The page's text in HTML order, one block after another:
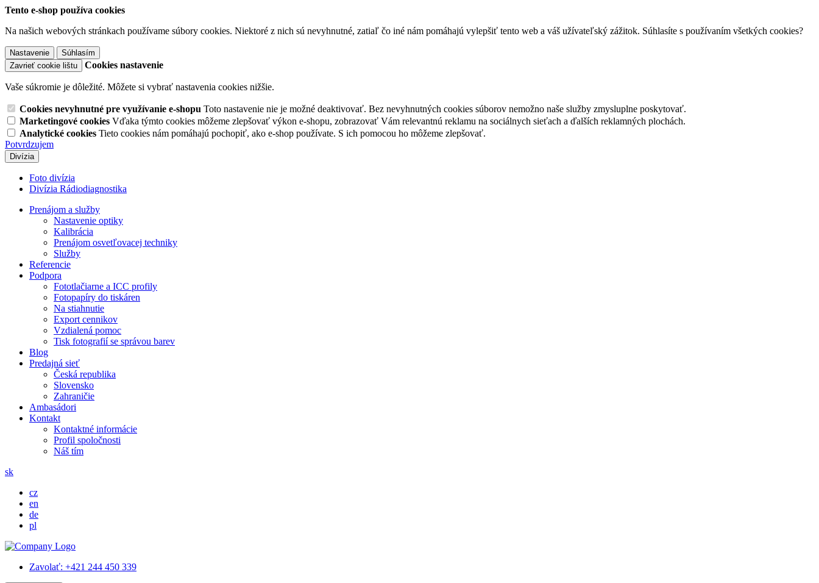
Tento e-shop používa cookies
Na našich webových stránkach používame súbory cookies. Niektoré z nich sú nevyhnutné, zatiaľ čo iné nám pomáhajú vylepšiť tento web a váš užívateľský zážitok. Súhlasíte s používaním všetkých cookies?
Nastavenie
Súhlasím
Zavrieť cookie lištu
Cookies nastavenie
Vaše súkromie je dôležité. Môžete si vybrať nastavenia cookies nižšie.
Cookies nevyhnutné pre využívanie e-shopu Toto nastavenie nie je možné deaktivovať. Bez nevyhnutných cookies súborov nemožno naše služby zmysluplne poskytovať.
Marketingové cookies Vďaka týmto cookies môžeme zlepšovať výkon e-shopu, zobrazovať Vám relevantnú reklamu na sociálnych sieťach a ďalších reklamných plochách.
Analytické cookies Tieto cookies nám pomáhajú pochopiť, ako e-shop používate. S ich pomocou ho môžeme zlepšovať.
Potvrdzujem
Divízia
Foto divízia
Divízia Rádiodiagnostika
Prenájom a služby
Nastavenie optiky
Kalibrácia
Prenájom osvetľovacej techniky
Služby
Referencie
Podpora
Fototlačiarne a ICC profily
Fotopapíry do tiskáren
Na stiahnutie
Export cennikov
Vzdialená pomoc
Tisk fotografií se správou barev
Blog
Predajná sieť
Česká republika
Slovensko
Zahraničie
Ambasádori
Kontakt
Kontaktné informácie
Profil spoločnosti
Náš tím
sk
cz
en
de
pl
Zavolať: +421 244 450 339